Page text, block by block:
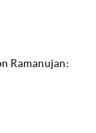
Ramanujan: